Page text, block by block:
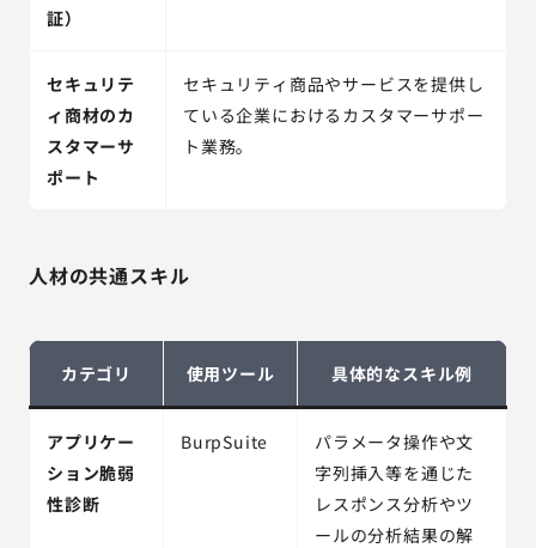
証）
セキュリテ
ィ商材のカ
スタマーサ
ポート
セキュリティ商品やサービスを提供し
ている企業におけるカスタマーサポー
ト業務。
人材の共通スキル
カテゴリ 使用ツール 具体的なスキル例
アプリケー
ション脆弱
性診断
BurpSuite
パラメータ操作や文
字列挿入等を通じた
レスポンス分析やツ
ールの分析結果の解